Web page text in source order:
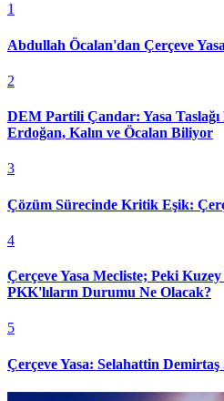
1
Abdullah Öcalan'dan Çerçeve
2
DEM Partili Çandar: Yasa Taslağı
Erdoğan, Kalın ve Öcalan Biliyor
3
Çözüm Sürecinde Kritik Eşik:
4
Çerçeve Yasa Mecliste; Peki
PKK'lıların Durumu Ne Olacak?
5
Çerçeve Yasa: Selahattin